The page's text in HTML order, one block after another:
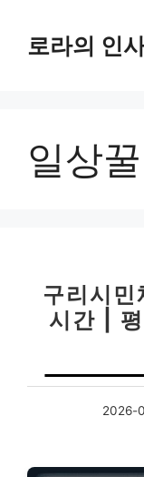
로라의 인
일상
구리시
시간 |
2026-